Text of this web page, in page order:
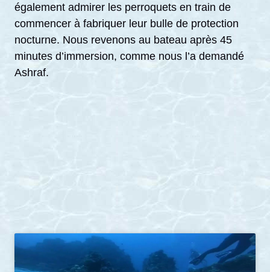
également admirer les perroquets en train de
commencer à fabriquer leur bulle de protection
nocturne. Nous revenons au bateau après 45
minutes d’immersion, comme nous l’a demandé
Ashraf.